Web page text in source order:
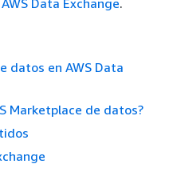
Data Exchange.
datos en AWS Data
Marketplace de datos?